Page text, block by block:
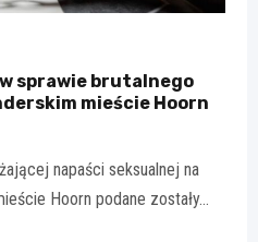
sprawie brutalnego
mieście Hoorn
napaści seksualnej na
Hoorn podane zostały…